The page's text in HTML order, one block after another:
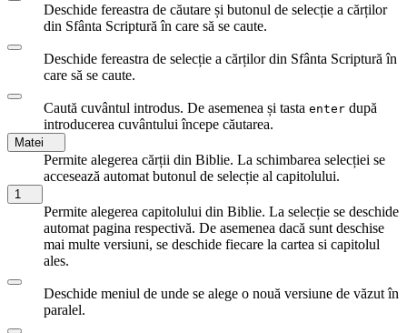
Deschide fereastra de căutare și butonul de selecție a cărților
din Sfânta Scriptură în care să se caute.
Deschide fereastra de selecție a cărților din Sfânta Scriptură în
care să se caute.
Caută cuvântul introdus. De asemenea și tasta enter după
introducerea cuvântului începe căutarea.
Matei
Permite alegerea cărții din Biblie. La schimbarea selecției se
accesează automat butonul de selecție al capitolului.
1
Permite alegerea capitolului din Biblie. La selecție se deschide
automat pagina respectivă. De asemenea dacă sunt deschise
mai multe versiuni, se deschide fiecare la cartea si capitolul
ales.
Deschide meniul de unde se alege o nouă versiune de văzut în
paralel.